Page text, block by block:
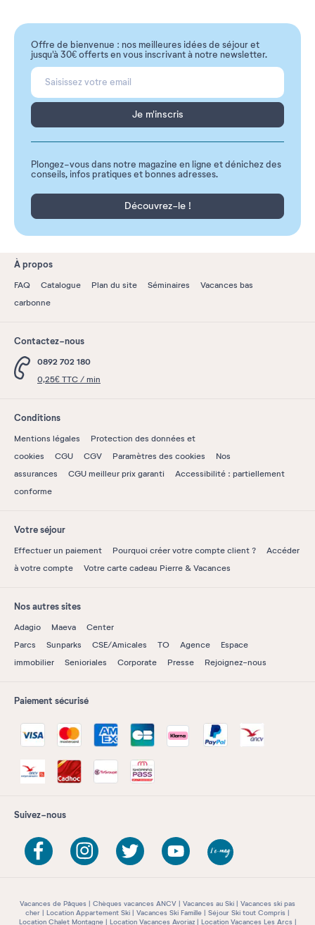
Offre de bienvenue : nos meilleures idées de séjour et
jusqu'à 30€ offerts en vous inscrivant à notre newsletter.
Je m'inscris
Plongez-vous dans notre magazine en ligne et dénichez des
conseils, infos pratiques et bonnes adresses.
Découvrez-le !
À propos
FAQ Catalogue Plan du site Séminaires
Vacances bas
carbonne
Contactez-nous
0892 702 180
0,25€ TTC / min
Conditions
Mentions légales
Protection des données et
cookies
CGU CGV Paramètres des cookies
Nos
assurances
CGU meilleur prix garanti
Accessibilité : partiellement
conforme
Votre séjour
Effectuer un paiement Pourquoi créer votre compte client ?
Accéder
à votre compte
Votre carte cadeau Pierre & Vacances
Nos autres sites
Adagio Maeva
Center
Parcs
Sunparks CSE/Amicales TO Agence
Espace
immobilier
Senioriales Corporate Presse Rejoignez-nous
Paiement sécurisé
Suivez-nous
Vacances de Pâques Chèques vacances ANCV Vacances au Ski
Vacances ski pas
cher
Location Appartement Ski Vacances Ski Famille
Séjour Ski tout Compris
Location Chalet Montagne
Location Vacances Avoriaz Location Vacances Les Arcs